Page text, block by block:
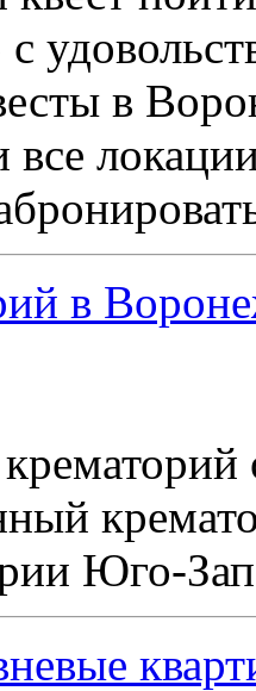
в
в
Юго-